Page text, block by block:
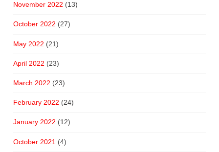
November 2022 (13)
October 2022 (27)
May 2022 (21)
April 2022 (23)
March 2022 (23)
February 2022 (24)
January 2022 (12)
October 2021 (4)